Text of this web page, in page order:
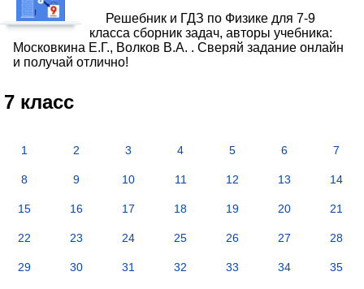
Решебник и ГДЗ по Физике для 7‐9
класса сборник задач, авторы учебника:
Московкина Е.Г., Волков В.А. . Сверяй задание онлайн
и получай отлично!
7 класс
1 2 3 4 5 6 7
8 9 10 11 12 13 14
15 16 17 18 19 20 21
22 23 24 25 26 27 28
29 30 31 32 33 34 35